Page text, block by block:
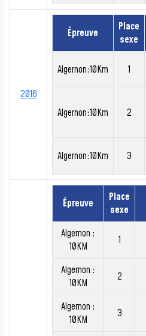
2016
Épreuve
Place
sexe
Algernon:10Km 1
Algernon:10Km 2
Algernon:10Km 3
Épreuve
Place
sexe
Algernon :
10KM
1
Algernon :
10KM
2
Algernon :
10KM
3